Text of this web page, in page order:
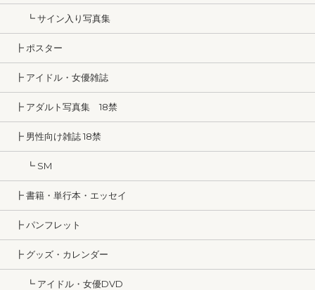
┗ サイン入り写真集
┣ ポスター
┣ アイドル・女優雑誌
┣ アダルト写真集 18禁
┣ 男性向け雑誌 18禁
┗ SM
┣ 書籍・単行本・エッセイ
┣ パンフレット
┣ グッズ・カレンダー
┗ アイドル・女優DVD